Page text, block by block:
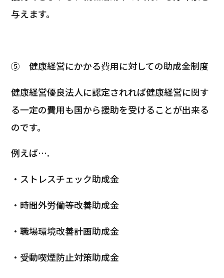
与えます。
⑤健康経営にかかる費用に対しての助成金制度
健康経営優良法人に認定されれば健康経営に関す
る一定の費用も国から援助を受けることが出来る
のです。
例えば….
・ストレスチェック助成金
・時間外労働等改善助成金
・職場環境改善計画助成金
・受動喫煙防止対策助成金